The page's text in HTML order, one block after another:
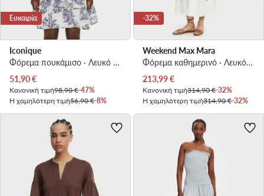
Ευκαιρία
Iconique
Φόρεμα πουκάμισο · Λευκό · Midi
Τρέχουσα τιμή
51,90€
Κανονική τιμή98,90 €-47%
Η χαμηλότερη τιμή56,90 €-8%
-32%
Weekend Max Mara
Φόρεμα καθημερινό · Λευκό · Midi
Τρέχουσα τιμή
213,99€
Κανονική τιμή314,90 €-32%
Η χαμηλότερη τιμή314,90 €-32%